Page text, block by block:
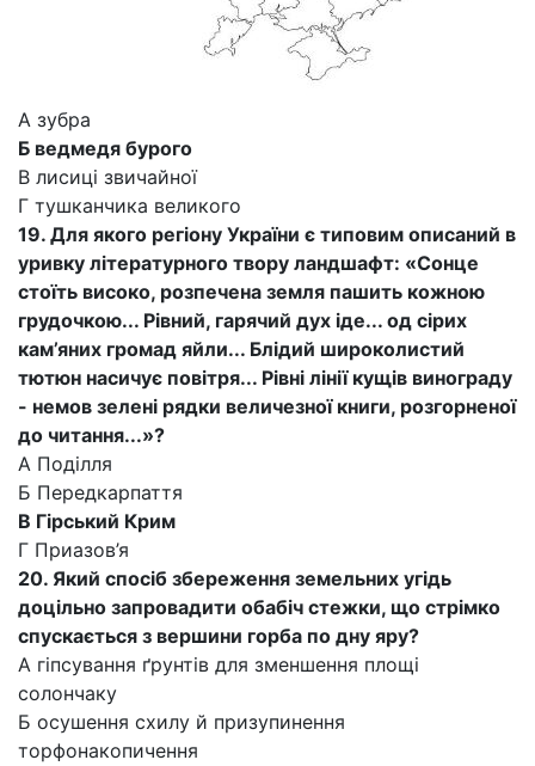
А зубра
Б ведмедя бурого
В лисиці звичайної
Г тушканчика великого
19. Для якого регіону України є типовим описаний в
уривку літературного твору ландшафт: «Сонце
стоїть високо, розпечена земля пашить кожною
грудочкою... Рівний, гарячий дух іде... од сірих
кам’яних громад яйли... Блідий широколистий
тютюн насичує повітря... Рівні лінії кущів винограду
- немов зелені рядки величезної книги, розгорненої
до читання...»?
А Поділля
Б Передкарпаття
В Гірський Крим
Г Приазов’я
20. Який спосіб збереження земельних угідь
доцільно запровадити обабіч стежки, що стрімко
спускається з вершини горба по дну яру?
А гіпсування ґрунтів для зменшення площі
солончаку
Б осушення схилу й призупинення
торфонакопичення